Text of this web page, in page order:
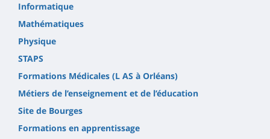
Informatique
Mathématiques
Physique
STAPS
Formations Médicales (L AS à Orléans)
Métiers de l’enseignement et de l’éducation
Site de Bourges
Formations en apprentissage